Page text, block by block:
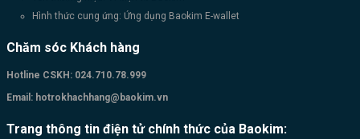
Hình thức cung ứng: Ứng dụng Baokim E-wallet
Chăm sóc Khách hàng
Hotline CSKH: 024.710.78.999
Email: hotrokhachhang@baokim.vn
Trang thông tin điện tử chính thức của Baokim: